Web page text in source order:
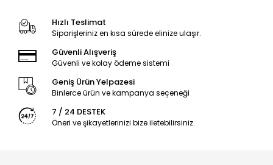
Hızlı Teslimat
Siparişleriniz en kısa sürede elinize ulaşır.
Güvenli Alışveriş
Güvenli ve kolay ödeme sistemi
Geniş Ürün Yelpazesi
Binlerce ürün ve kampanya seçeneği
7 / 24 DESTEK
Öneri ve şikayetlerinizi bize iletebilirsiniz.